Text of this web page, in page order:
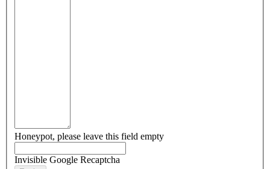
Honeypot, please leave this field empty
Invisible Google Recaptcha